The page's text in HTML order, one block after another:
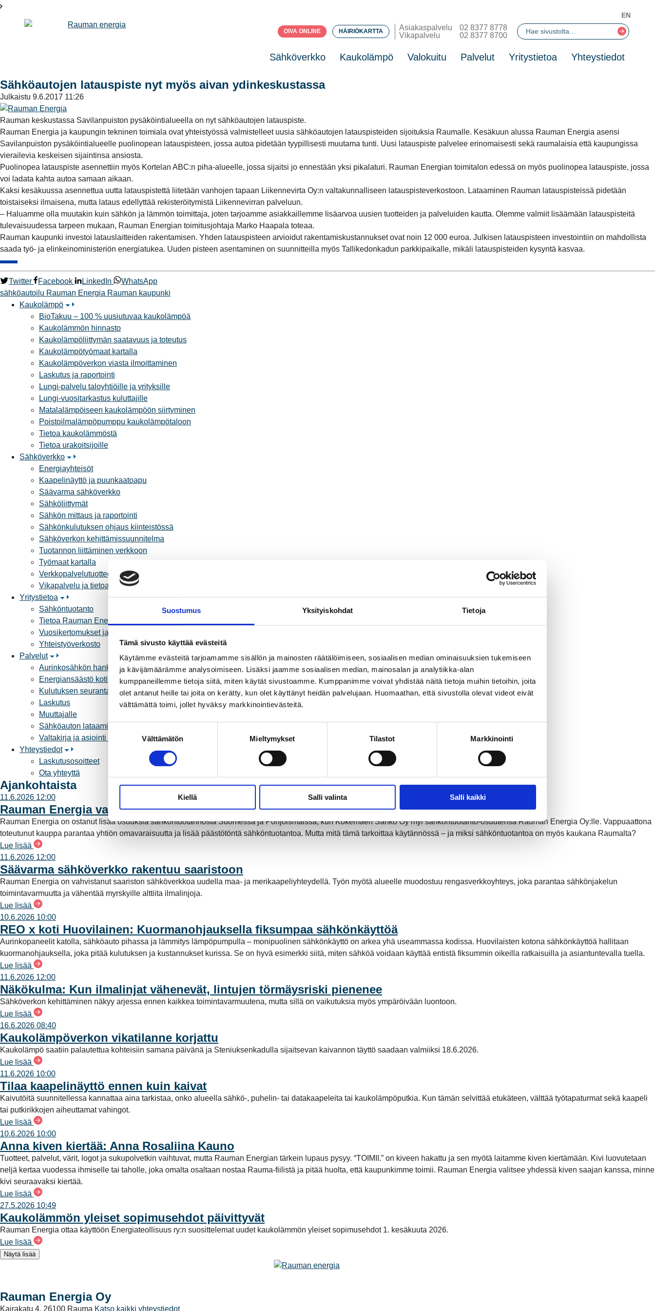
Suostumus Yksityiskohdat Tietoja
Tämä sivusto käyttää evästeitä
Käytämme evästeitä tarjoamamme sisällön ja mainosten räätälöimiseen, sosiaalisen median ominaisuuksien tukemiseen
ja kävijämäärämme analysoimiseen. Lisäksi jaamme sosiaalisen median, mainosalan ja analytiikka-alan
kumppaneillemme tietoja siitä, miten käytät sivustoamme. Kumppanimme voivat yhdistää näitä tietoja muihin tietoihin, joita
olet antanut heille tai joita on kerätty, kun olet käyttänyt heidän palvelujaan. Huomaathan, että sivustolla olevat videot eivät
välttämättä toimi, jollet hyväksy markkinointievästeitä.
S
u
k
s
v
a
l
t
a
Välttämätön Mieltymykset Tilastot Markkinointi
Kiellä Salli valinta Salli kaikki
OIVA ONLINE HÄIRIÖKARTTA Asiakaspalvelu
02 8377 8778
Vikapalvelu
02 8377 8700
Sähköverkko Kaukolämpö Valokuitu Palvelut Yritystietoa Yhteystiedot
EN
Sähköautojen latauspiste nyt myös aivan ydinkeskustassa
Julkaistu 9.6.2017 11:26
Rauman keskustassa Savilanpuiston pysäköintialueella on nyt sähköautojen latauspiste.
Rauman Energia ja kaupungin tekninen toimiala ovat yhteistyössä valmistelleet uusia sähköautojen latauspisteiden sijoituksia Raumalle. Kesäkuun alussa Rauman Energia asensi
Savilanpuiston pysäköintialueelle puolinopean latauspisteen, jossa autoa pidetään tyypillisesti muutama tunti. Uusi latauspiste palvelee erinomaisesti sekä raumalaisia että kaupungissa
vierailevia keskeisen sijaintinsa ansiosta.
Puolinopea latauspiste asennettiin myös Kortelan ABC:n piha-alueelle, jossa sijaitsi jo ennestään yksi pikalaturi. Rauman Energian toimitalon edessä on myös puolinopea latauspiste, jossa
voi ladata kahta autoa samaan aikaan.
Kaksi kesäkuussa asennettua uutta latauspistettä liitetään vanhojen tapaan Liikennevirta Oy:n valtakunnalliseen latauspisteverkostoon. Lataaminen Rauman latauspisteissä pidetään
toistaiseksi ilmaisena, mutta lataus edellyttää rekisteröitymistä Liikennevirran palveluun.
– Haluamme olla muutakin kuin sähkön ja lämmön toimittaja, joten tarjoamme asiakkaillemme lisäarvoa uusien tuotteiden ja palveluiden kautta. Olemme valmiit lisäämään latauspisteitä
tulevaisuudessa tarpeen mukaan, Rauman Energian toimitusjohtaja Marko Haapala toteaa.
Rauman kaupunki investoi latauslaitteiden rakentamisen. Yhden latauspisteen arvioidut rakentamiskustannukset ovat noin 12 000 euroa. Julkisen latauspisteen investointiin on mahdollista
saada työ- ja elinkeinoministeriön energiatukea. Uuden pisteen asentaminen on suunnitteilla myös Tallikedonkadun parkkipaikalle, mikäli latauspisteiden kysyntä kasvaa.
Twitter Facebook LinkedIn
WhatsApp
sähköautoilu Rauman Energia Rauman kaupunki
Kaukolämpö
BioTakuu – 100 % uusiutuvaa kaukolämpöä
Kaukolämmön hinnasto
Kaukolämpöliittymän saatavuus ja toteutus
Kaukolämpötyömaat kartalla
Kaukolämpöverkon viasta ilmoittaminen
Laskutus ja raportointi
Lungi-palvelu taloyhtiöille ja yrityksille
Lungi-vuositarkastus kuluttajille
Matalalämpöiseen kaukolämpöön siirtyminen
Poistoilmalämpöpumppu kaukolämpötaloon
Tietoa kaukolämmöstä
Tietoa urakoitsijoille
Sähköverkko
Energiayhteisöt
Kaapelinäyttö ja puunkaatoapu
Säävarma sähköverkko
Sähköliittymät
Sähkön mittaus ja raportointi
Sähkönkulutuksen ohjaus kiinteistössä
Sähköverkon kehittämissuunnitelma
Tuotannon liittäminen verkkoon
Työmaat kartalla
Verkkopalvelutuotteet ja hinnastot
Vikapalvelu ja tietoa jakeluhäiriöistä
Yritystietoa
Sähköntuotanto
Tietoa Rauman Energiasta
Vuosikertomukset ja asiakaslehti
Yhteistyöverkosto
Palvelut
Aurinkosähkön hankinta
Energiansäästö kotitaloudessa
Kulutuksen seuranta
Laskutus
Muuttajalle
Sähköauton lataaminen
Valtakirja ja asiointi toisen puolesta
Yhteystiedot
Laskutusosoitteet
Ota yhteyttä
Ajankohtaista
11.6.2026 12:00
Rauman Energia vahvistaa rooliaan sähköntuotannossa
Rauman Energia on ostanut lisää osuuksia sähköntuotannosta Suomessa ja Pohjoismaissa, kun Kokemäen Sähkö Oy myi sähköntuotanto-osuutensa Rauman Energia Oy:lle. Vappuaattona
toteutunut kauppa parantaa yhtiön omavaraisuutta ja lisää päästötöntä sähköntuotantoa. Mutta mitä tämä tarkoittaa käytännössä – ja miksi sähköntuotantoa on myös kaukana Raumalta?
Lue lisää
11.6.2026 12:00
Säävarma sähköverkko rakentuu saaristoon
Rauman Energia on vahvistanut saariston sähköverkkoa uudella maa- ja merikaapeliyhteydellä. Työn myötä alueelle muodostuu rengasverkkoyhteys, joka parantaa sähkönjakelun
toimintavarmuutta ja vähentää myrskyille alttiita ilmalinjoja.
Lue lisää
10.6.2026 10:00
REO x koti Huovilainen: Kuormanohjauksella fiksumpaa sähkönkäyttöä
Aurinkopaneelit katolla, sähköauto pihassa ja lämmitys lämpöpumpulla – monipuolinen sähkönkäyttö on arkea yhä useammassa kodissa. Huovilaisten kotona sähkönkäyttöä hallitaan
kuormanohjauksella, joka pitää kulutuksen ja kustannukset kurissa. Se on hyvä esimerkki siitä, miten sähköä voidaan käyttää entistä fiksummin oikeilla ratkaisuilla ja asiantuntevalla tuella.
Lue lisää
11.6.2026 12:00
Näkökulma: Kun ilmalinjat vähenevät, lintujen törmäysriski pienenee
Sähköverkon kehittäminen näkyy arjessa ennen kaikkea toimintavarmuutena, mutta sillä on vaikutuksia myös ympäröivään luontoon.
Lue lisää
16.6.2026 08:40
Kaukolämpöverkon vikatilanne korjattu
Kaukolämpö saatiin palautettua kohteisiin samana päivänä ja Steniuksenkadulla sijaitsevan kaivannon täyttö saadaan valmiiksi 18.6.2026.
Lue lisää
11.6.2026 10:00
Tilaa kaapelinäyttö ennen kuin kaivat
Kaivutöitä suunnitellessa kannattaa aina tarkistaa, onko alueella sähkö-, puhelin- tai datakaapeleita tai kaukolämpöputkia. Kun tämän selvittää etukäteen, välttää työtapaturmat sekä kaapeli
tai putkirikkojen aiheuttamat vahingot.
Lue lisää
10.6.2026 10:00
Anna kiven kiertää: Anna Rosaliina Kauno
Tuotteet, palvelut, värit, logot ja sukupolvetkin vaihtuvat, mutta Rauman Energian tärkein lupaus pysyy. “TOIMII.” on kiveen hakattu ja sen myötä laitamme kiven kiertämään. Kivi luovutetaan
neljä kertaa vuodessa ihmiselle tai taholle, joka omalta osaltaan nostaa Rauma-fiilistä ja pitää huolta, että kaupunkimme toimii. Rauman Energia valitsee yhdessä kiven saajan kanssa, minne
kivi seuraavaksi kiertää.
Lue lisää
27.5.2026 10:49
Kaukolämmön yleiset sopimusehdot päivittyvät
Rauman Energia ottaa käyttöön Energiateollisuus ry:n suosittelemat uudet kaukolämmön yleiset sopimusehdot 1. kesäkuuta 2026.
Lue lisää
Näytä lisää
Rauman Energia Oy
Kairakatu 4, 26100 Rauma Katso kaikki yhteystiedot